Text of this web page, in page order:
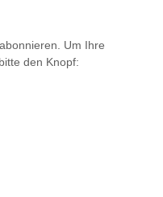
Um Ihre
den Knopf: